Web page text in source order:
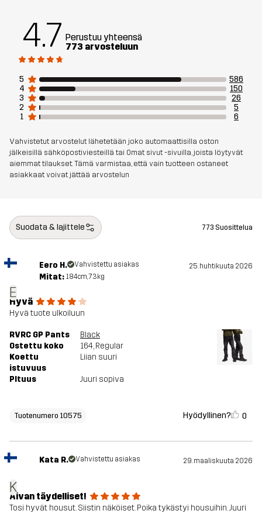
Tuotenumero 10575_2001
4.7 Perustuu yhteensä
773 arvosteluun
5
586
4
150
3
26
2
5
1
6
Vahvistetut arvostelut lähetetään joko automaattisilla oston
jälkeisillä sähköpostiviesteillä tai Omat sivut -sivuilla, joista löytyvät
aiemmat tilaukset. Tämä varmistaa, että vain tuotteen ostaneet
asiakkaat voivat jättää arvostelun
Suodata & lajittele 773 Suosittelua
E
Eero H. Vahvistettu asiakas 25. huhtikuuta 2026
Mitat: 184cm, 73kg
Hyvä
Hyvä tuote ulkoiluun
RVRC GP Pants
Black
Ostettu koko
164, Regular
Koettu
istuvuus
Liian suuri
PItuus Juuri sopiva
Tuotenumero 10575 Hyödyllinen? 0
K
Kata R. Vahvistettu asiakas 29. maaliskuuta 2026
Aivan täydelliset!
Tosi hyvät housut. Siistin näköiset. Poika tykästyi housuihin. Juuri